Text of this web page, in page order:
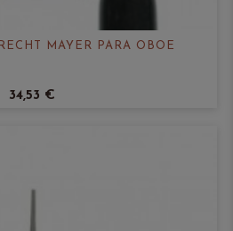
MAYER PARA OBOE
34,53 €